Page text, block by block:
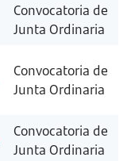
Convocatoria de
Junta Ordinaria
Convocatoria de
Junta Ordinaria
Convocatoria de
Junta Ordinaria